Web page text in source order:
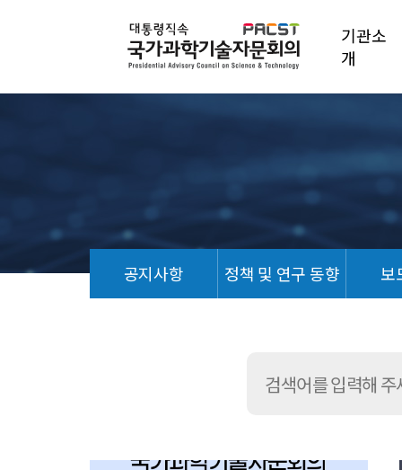
기관소
개
공지사항 정책 및 연구 동향 보